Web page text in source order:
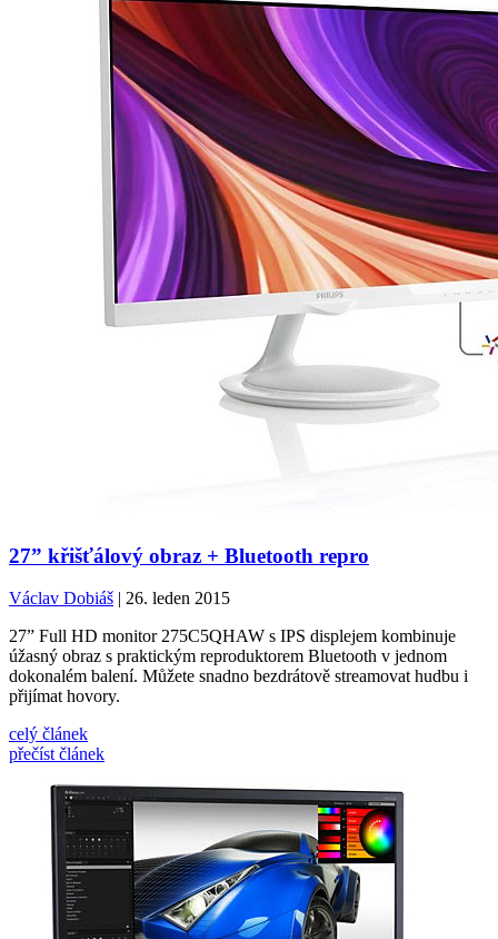
27” křišťálový obraz + Bluetooth repro
Václav Dobiáš | 26. leden 2015
27” Full HD monitor 275C5QHAW s IPS displejem kombinuje
úžasný obraz s praktickým reproduktorem Bluetooth v jednom
dokonalém balení. Můžete snadno bezdrátově streamovat hudbu i
přijímat hovory.
celý článek
přečíst článek